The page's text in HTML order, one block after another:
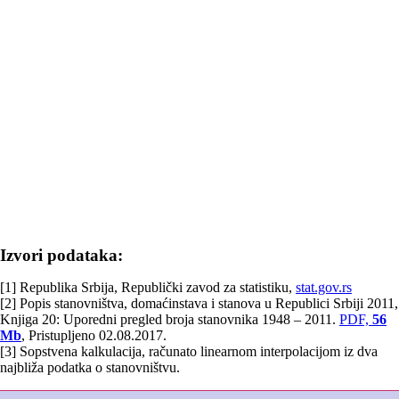
Izvori podataka:
[1] Republika Srbija, Republički zavod za statistiku, stat.gov.rs
[2] Popis stanovništva, domaćinstava i stanova u Republici Srbiji 2011,
Knjiga 20: Uporedni pregled broja stanovnika 1948 – 2011. PDF, 56
Mb, Pristupljeno 02.08.2017.
[3] Sopstvena kalkulacija, računato linearnom interpolacijom iz dva
najbliža podatka o stanovništvu.